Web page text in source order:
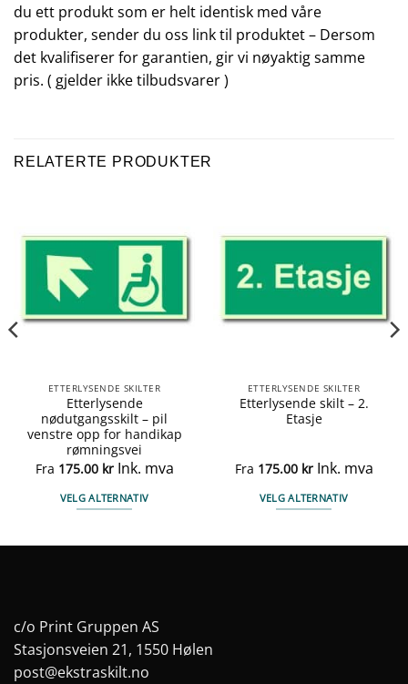
du ett produkt som er helt identisk med våre
produkter, sender du oss link til produktet – Dersom
det kvalifiserer for garantien, gir vi nøyaktig samme
pris. ( gjelder ikke tilbudsvarer )
RELATERTE PRODUKTER
ETTERLYSENDE SKILTER
Etterlysende
nødutgangsskilt – pil
venstre opp for handikap
rømningsvei
Fra 175.00 kr Ink. mva
VELG ALTERNATIV
kan
velges
på
ETTERLYSENDE SKILTER
Etterlysende skilt – 2.
Etasje
Fra 175.00 kr Ink. mva
VELG ALTERNATIV
c/o Print Gruppen AS
Stasjonsveien 21, 1550 Hølen
post@ekstraskilt.no